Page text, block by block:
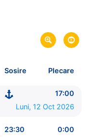
Spania
Sosire Plecare
17:00
Luni, 12 Oct 2026
23:30 0:00